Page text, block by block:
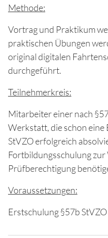
Methode:
Vortrag und Praktikum
praktischen Übungen
original digitalen
durchgeführt.
Teilnehmerkreis:
Mitarbeiter einer nach
Werkstatt, die schon eine
StVZO erfolgreich
Fortbildungsschulung
Prüfberechtigung
Voraussetzungen:
Erstschulung §57b